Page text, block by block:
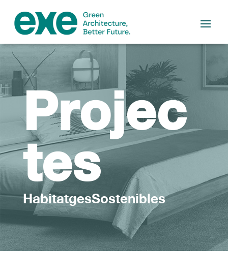
Projec
tes
HabitatgesSostenibles